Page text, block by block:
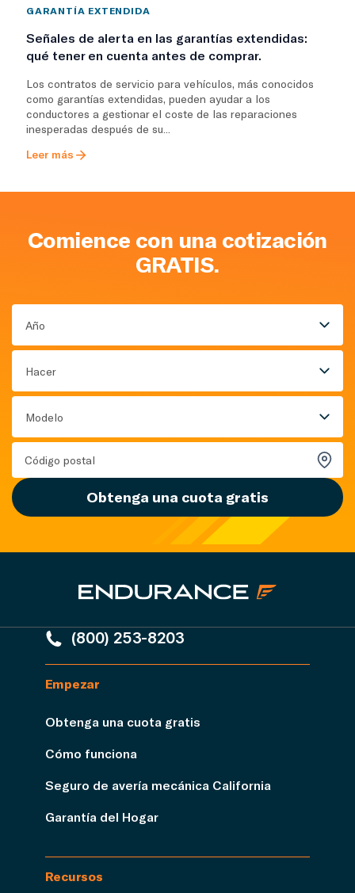
GARANTÍA EXTENDIDA
Señales de alerta en las garantías extendidas:
qué tener en cuenta antes de comprar.
Los contratos de servicio para vehículos, más conocidos
como garantías extendidas, pueden ayudar a los
conductores a gestionar el coste de las reparaciones
inesperadas después de su...
Leer más
Comience con una cotización
GRATIS.
Año
Hacer
Modelo
Obtenga una cuota gratis
(800) 253-8203
Empezar
Obtenga una cuota gratis
Cómo funciona
Seguro de avería mecánica California
Garantía del Hogar
Recursos